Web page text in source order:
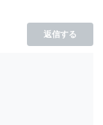
返信する